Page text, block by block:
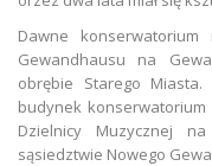
Dawne
Gewandhausu na
obrębie Starego
budynek
Dzielnicy Muzycznej
sąsiedztwie Nowego